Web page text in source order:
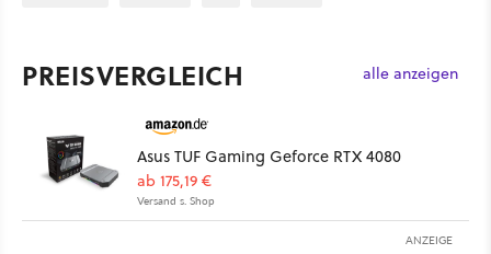
PREISVERGLEICH alle anzeigen
Asus TUF Gaming Geforce RTX 4080
ab 175,19 €
Versand s. Shop
ANZEIGE